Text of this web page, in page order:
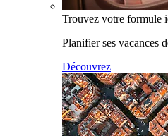
Trouvez votre formule
Planifier ses vacances
Découvrez